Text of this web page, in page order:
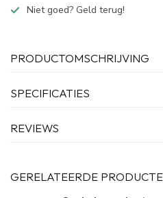
Niet goed? Geld terug!
PRODUCTOMSCHRIJVING
SPECIFICATIES
REVIEWS
GERELATEERDE